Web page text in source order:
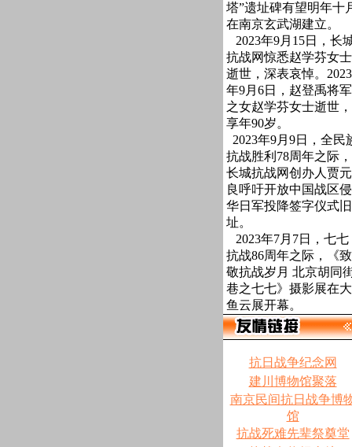
塔”遗址碑有望明年十
在南京玄武湖建立。
2023年9月15日，长
抗战网惊悉赵学芬女士
逝世，深表哀悼。2023
年9月6日，赵登禹将军
之女赵学芬女士逝世，
享年90岁。
2023年9月9日，全民
抗战胜利78周年之际，
长城抗战网创办人贾元
良呼吁开放中国战区侵
华日军投降签字仪式旧
址。
2023年7月7日，七七
抗战86周年之际，《致
敬抗战岁月 北京胡同
巷之七七》摄影展在大
鱼云展开幕。
抗日战争纪念网
建川博物馆聚落
南京民间抗日战争博
馆
抗战死难先辈祭奠堂